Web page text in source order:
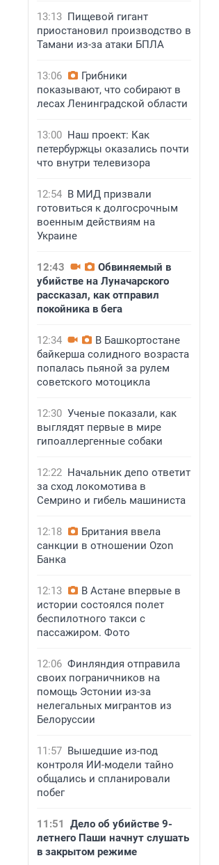
13:13 Пищевой гигант
приостановил производство в
Тамани из-за атаки БПЛА
13:06
Грибники
показывают, что собирают в
лесах Ленинградской области
13:00 Наш проект: Как
петербуржцы оказались почти
что внутри телевизора
12:54 В МИД призвали
готовиться к долгосрочным
военным действиям на
Украине
12:43
Обвиняемый в
убийстве на Луначарского
рассказал, как отправил
покойника в бега
12:34
В Башкортостане
байкерша солидного возраста
попалась пьяной за рулем
советского мотоцикла
12:30 Ученые показали, как
выглядят первые в мире
гипоаллергенные собаки
12:22 Начальник депо ответит
за сход локомотива в
Семрино и гибель машиниста
12:18
Британия ввела
санкции в отношении Ozon
Банка
12:13
В Астане впервые в
истории состоялся полет
беспилотного такси с
пассажиром. Фото
12:06 Финляндия отправила
своих пограничников на
помощь Эстонии из-за
нелегальных мигрантов из
Белоруссии
11:57 Вышедшие из-под
контроля ИИ-модели тайно
общались и спланировали
побег
11:51
Дело об убийстве 9-
летнего Паши начнут слушать
в закрытом режиме